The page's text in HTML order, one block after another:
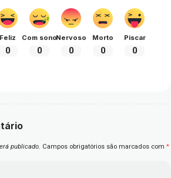
Feliz
0
Com sono
0
Nervoso
0
Morto
0
Piscar
0
publicado. Campos obrigatórios são marcados com *